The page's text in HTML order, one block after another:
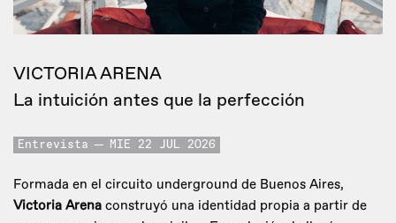
VICTORIA ARENA
La intuición antes que la perfección
Entrevista MIE 22 JUL 2026
Formada en el circuito underground de Buenos Aires,
Victoria Arena construyó una identidad propia a partir de